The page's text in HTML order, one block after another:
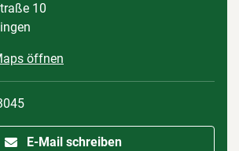
10
öffnen
E-Mail schreiben